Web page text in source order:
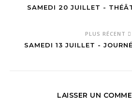
SAMEDI 20 JUILLET -
PLUS RÉCENT
SAMEDI 13 JUILLET -
LAISSER UN